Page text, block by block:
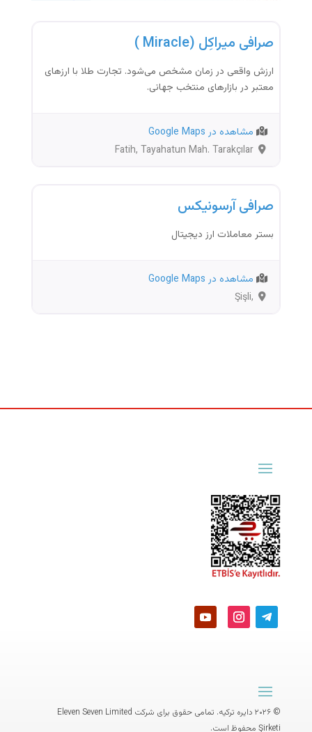
صرافی میراکِل (Miracle )
ارزش واقعی در زمان مشخص می‌شود. تجارت طلا با ارزهای
معتبر در بازارهای منتخب جهانی.
مشاهده در Google Maps
Fatih, Tayahatun Mah. Tarakçılar
صرافی آرسونیکس
بستر معاملات ارز دیجیتال
مشاهده در Google Maps
Şişli,
© ۲۰۲۶ دایره ترکیه. تمامی حقوق برای شرکت
Eleven Seven Limited
Şirketi محفوظ است.